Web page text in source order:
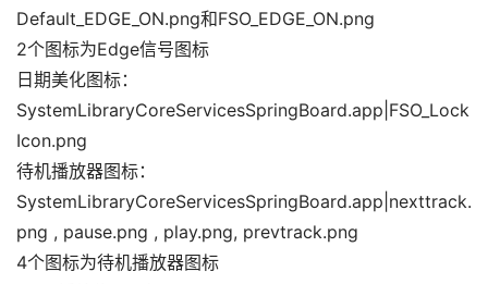
Default_EDGE_ON.png和FSO_EDGE_ON.png
2个图标为Edge信号图标
日期美化图标：
SystemLibraryCoreServicesSpringBoard.app|FSO_Lock
Icon.png
待机播放器图标：
SystemLibraryCoreServicesSpringBoard.app|nexttrack.
png , pause.png , play.png, prevtrack.png
4个图标为待机播放器图标